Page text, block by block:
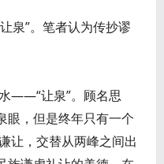
泉”。笔者认为传抄谬
——“让泉”。顾名思
眼，但是终年只有一个
让，交替从两峰之间出